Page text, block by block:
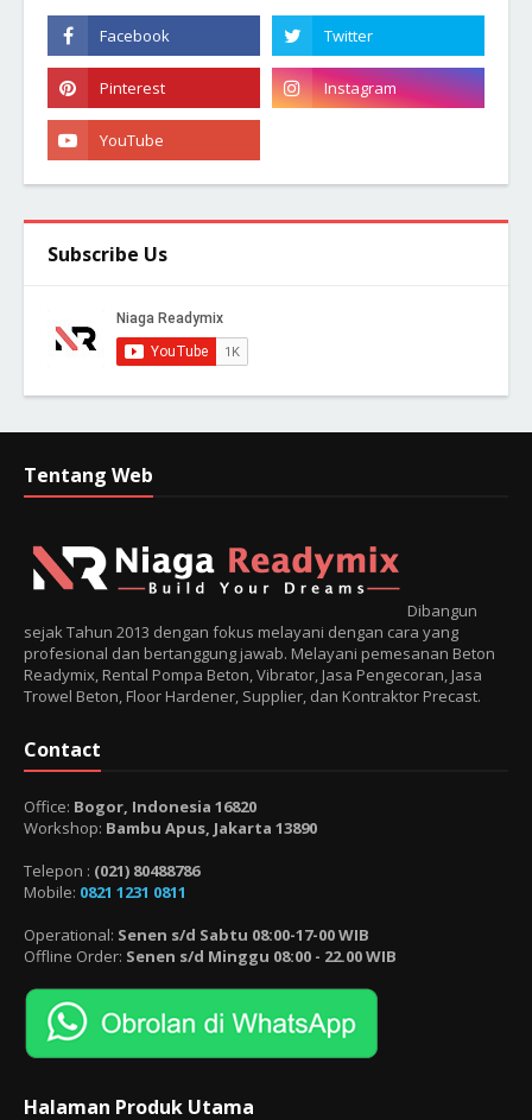
Subscribe Us
Tentang Web
Dibangun
sejak Tahun 2013 dengan fokus melayani dengan cara yang
profesional dan bertanggung jawab. Melayani pemesanan Beton
Readymix, Rental Pompa Beton, Vibrator, Jasa Pengecoran, Jasa
Trowel Beton, Floor Hardener, Supplier, dan Kontraktor Precast.
Contact
Office: Bogor, Indonesia 16820
Workshop: Bambu Apus, Jakarta 13890
Telepon : (021) 80488786
Mobile: 0821 1231 0811
Operational: Senen s/d Sabtu 08:00-17-00 WIB
Offline Order: Senen s/d Minggu 08:00 - 22.00 WIB
Halaman Produk Utama